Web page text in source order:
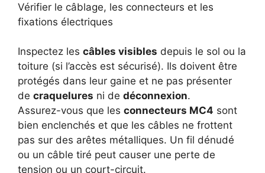
Vérifier le câblage, les connecteurs et les
fixations électriques
Inspectez les câbles visibles depuis le sol ou la
toiture (si l’accès est sécurisé). Ils doivent être
protégés dans leur gaine et ne pas présenter
de craquelures ni de déconnexion.
Assurez-vous que les connecteurs MC4 sont
bien enclenchés et que les câbles ne frottent
pas sur des arêtes métalliques. Un fil dénudé
ou un câble tiré peut causer une perte de
tension ou un court-circuit.